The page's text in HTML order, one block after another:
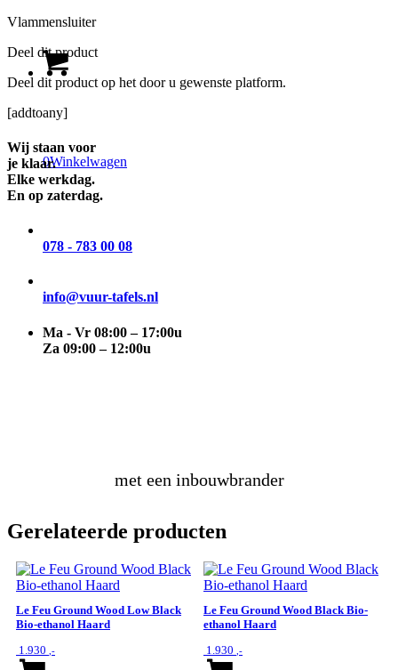
0Winkelwagen
Vlammensluiter
Deel dit product
Deel dit product op het door u gewenste platform.
[addtoany]
Wij staan voor
je klaar.
Elke werkdag.
En op zaterdag.
078 - 783 00 08
info@vuur-tafels.nl
Ma - Vr 08:00 – 17:00u
Za 09:00 – 12:00u
met een inbouwbrander
Gerelateerde producten
Le Feu Ground Wood Low Black
Bio-ethanol Haard
1.930 ,-
Le Feu Ground Wood Black Bio-
ethanol Haard
1.930 ,-